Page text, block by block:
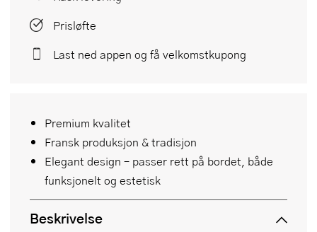
Premium kvalitet
Fransk produksjon & tradisjon
Elegant design – passer rett på bordet, både
funksjonelt og estetisk
Beskrivelse
Prisløfte
Last ned appen og få velkomstkupong